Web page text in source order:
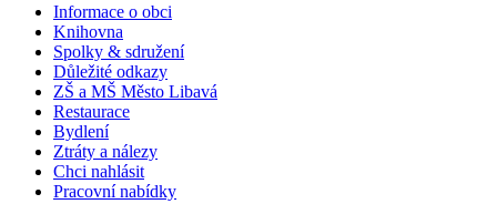
Informace o obci
Knihovna
Spolky & sdružení
Důležité odkazy
ZŠ a MŠ Město Libavá
Restaurace
Bydlení
Ztráty a nálezy
Chci nahlásit
Pracovní nabídky